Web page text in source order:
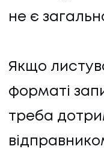
не є
Якщо
форматі
треба